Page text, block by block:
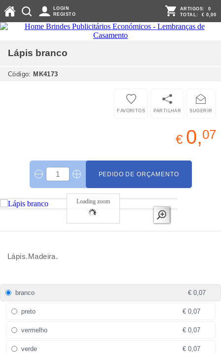
LOGIN
REGISTO
ARTIGOS: 0
TOTAL: € 0,00
Lápis branco
Código: MK4173
SUGERIR
PARTILHAR
FAVORITOS
€ 0,07
PEDIDO DE ORÇAMENTO
Loading zoom
Lápis.Madeira.
branco € 0,07
preto € 0,07
vermelho € 0,07
verde € 0,07